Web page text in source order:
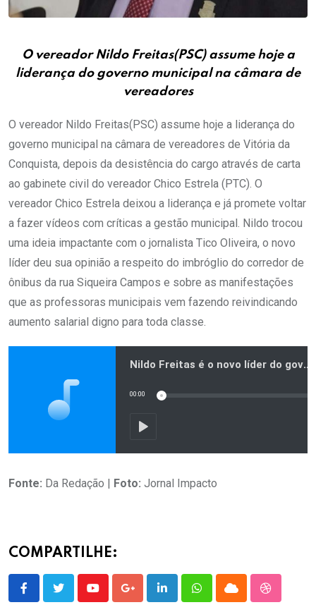
O vereador Nildo Freitas(PSC) assume hoje a
liderança do governo municipal na câmara de
vereadores
O vereador Nildo Freitas(PSC) assume hoje a liderança do
governo municipal na câmara de vereadores de Vitória da
Conquista, depois da desistência do cargo através de carta
ao gabinete civil do vereador Chico Estrela (PTC). O
vereador Chico Estrela deixou a liderança e já promete voltar
a fazer vídeos com críticas a gestão municipal. Nildo trocou
uma ideia impactante com o jornalista Tico Oliveira, o novo
líder deu sua opinião a respeito do imbróglio do corredor de
ônibus da rua Siqueira Campos e sobre as manifestações
que as professoras municipais vem fazendo reivindicando
aumento salarial digno para toda classe.
Fonte: Da Redação | Foto: Jornal Impacto
COMPARTILHE:
YoutubeGoogle+LinkedInWhatsappCloud